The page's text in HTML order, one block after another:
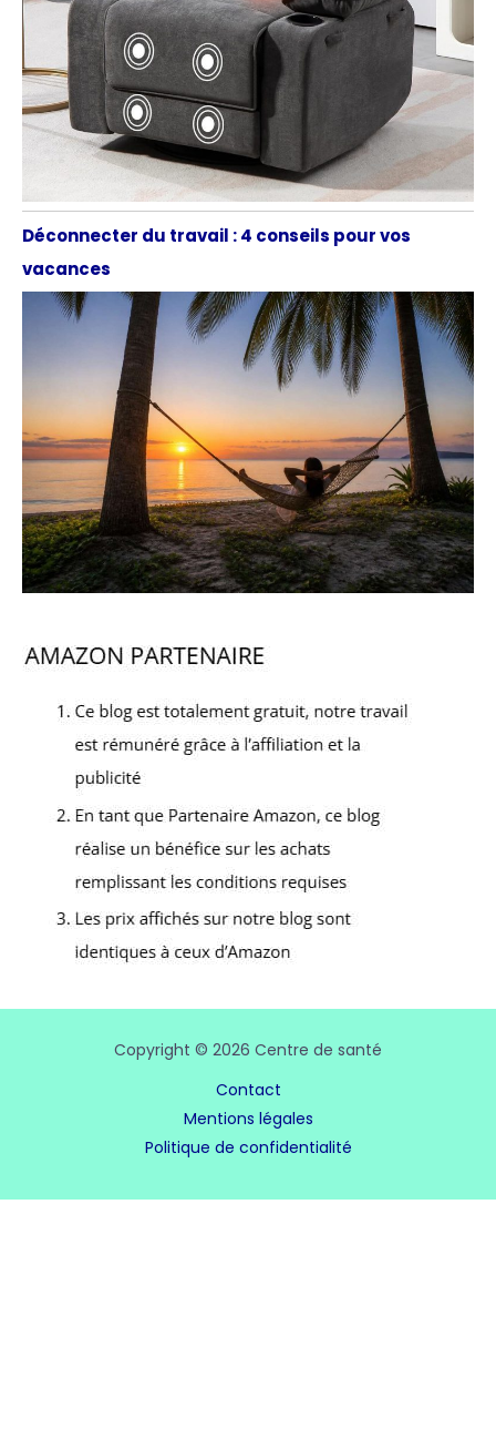
Déconnecter du travail : 4 conseils pour vos
vacances
Copyright © 2026 Centre de santé
Contact
Mentions légales
Politique de confidentialité